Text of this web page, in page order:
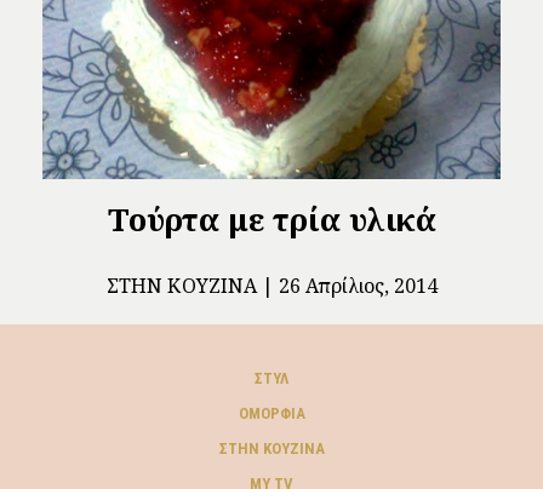
Τούρτα με τρία υλικά
ΣΤΗΝ ΚΟΥΖΊΝΑ 26 Απρίλιος, 2014
ΣΤΥΛ
ΟΜΟΡΦΙΆ
ΣΤΗΝ ΚΟΥΖΊΝΑ
MY TV